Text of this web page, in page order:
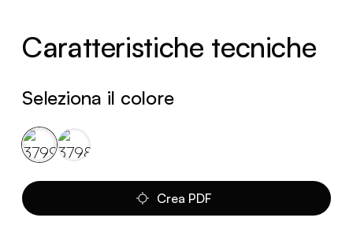
Caratteristiche tecniche
Seleziona il colore
Crea PDF